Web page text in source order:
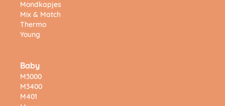
Mondkapjes
Mix & Match
Thermo
Young
Baby
M3000
M3400
M401